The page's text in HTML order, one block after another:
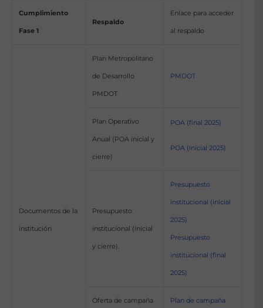
Cumplimiento
Fase 1
Respaldo
Enlace para acceder
al respaldo
Documentos de la
institución
Plan Metropolitano
de Desarrollo
PMDOT
PMDOT
Plan Operativo
Anual (POA inicial y
cierre)
POA (final 2025)
POA (Inicial 2025)
Presupuesto
institucional (inicial
y cierre).
Presupuesto
institucional (inicial
2025)
Presupuesto
institucional (final
2025)
Oferta de campaña Plan de campaña